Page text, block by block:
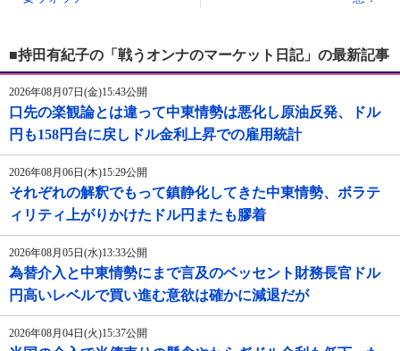
■持田有紀子の「戦うオンナのマーケット日記」の最新記事
2026年08月07日(金)15:43公開
口先の楽観論とは違って中東情勢は悪化し原油反発、ドル
円も158円台に戻しドル金利上昇での雇用統計
2026年08月06日(木)15:29公開
それぞれの解釈でもって鎮静化してきた中東情勢、ボラテ
ィリティ上がりかけたドル円またも膠着
2026年08月05日(水)13:33公開
為替介入と中東情勢にまで言及のベッセント財務長官ドル
円高いレベルで買い進む意欲は確かに減退だが
2026年08月04日(火)15:37公開